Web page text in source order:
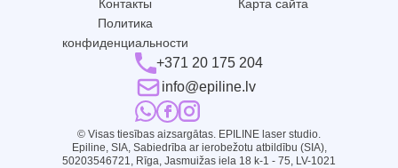
Контакты
Политика
конфиденциальности
Карта сайта
+371 20 175 204
info@epiline.lv
© Visas tiesības aizsargātas. EPILINE laser studio.
Epiline, SIA, Sabiedrība ar ierobežotu atbildību (SIA),
50203546721, Rīga, Jasmuižas iela 18 k-1 - 75, LV-1021